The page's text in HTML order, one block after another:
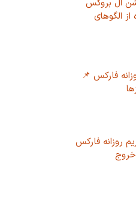
ال بروکس
الگوهای
فارکس 📌
روزانه فارکس